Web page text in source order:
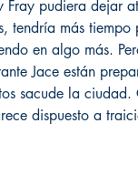
Fray pudiera dejar
tendría más
en algo más.
Jace están
sacude la
dispuesto a